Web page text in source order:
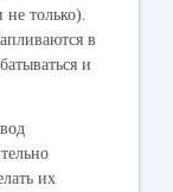
только).
в
и
их